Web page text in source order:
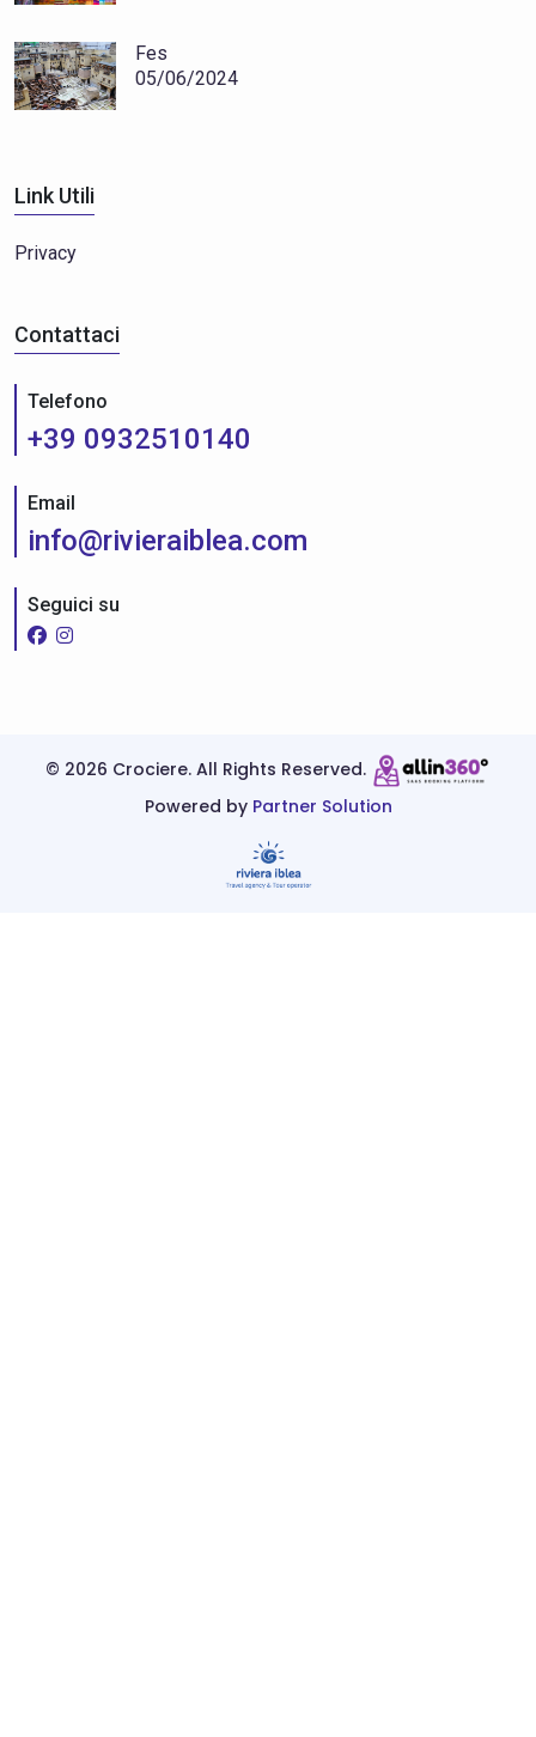
Fes
05/06/2024
Link Utili
Privacy
Contattaci
Telefono
+39 0932510140
Email
info@rivieraiblea.com
Seguici su
© 2026 Crociere. All Rights Reserved.
Powered by Partner Solution